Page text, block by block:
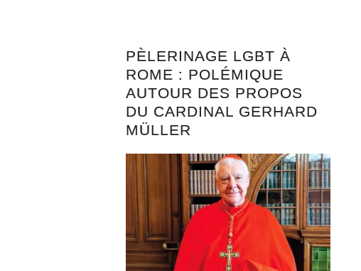
PÈLERINAGE LGBT À
ROME : POLÉMIQUE
AUTOUR DES PROPOS
DU CARDINAL GERHARD
MÜLLER